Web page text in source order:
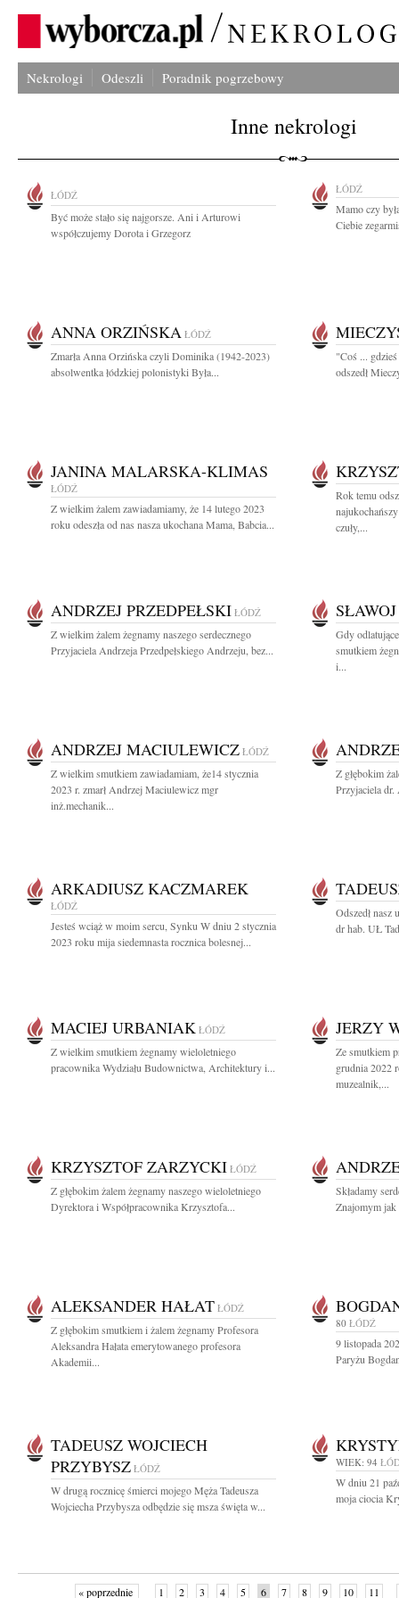
Nekrologi Odeszli Poradnik pogrzebowy
Inne nekrologi
ŁÓDŹ
Być może stało się najgorsze. Ani i Arturowi
współczujemy Dorota i Grzegorz
ŁÓDŹ
Mamo czy
Ciebie
ANNA ORZIŃSKA ŁÓDŹ
Zmarła Anna Orzińska czyli Dominika (1942-2023)
absolwentka łódzkiej polonistyki Była...
"Coś ...
odszedł
JANINA MALARSKA-KLIMAS
ŁÓDŹ
Z wielkim żalem zawiadamiamy, że 14 lutego 2023
roku odeszła od nas nasza ukochana Mama, Babcia...
Rok temu
czuły,...
ANDRZEJ PRZEDPEŁSKI ŁÓDŹ
Z wielkim żalem żegnamy naszego serdecznego
Przyjaciela Andrzeja Przedpełskiego Andrzeju, bez...
Gdy
smutkiem
i...
ANDRZEJ MACIULEWICZ ŁÓDŹ
Z wielkim smutkiem zawiadamiam, że14 stycznia
2023 r. zmarł Andrzej Maciulewicz mgr
inż.mechanik...
Z głębokim
Przyjaciela
ARKADIUSZ KACZMAREK
ŁÓDŹ
Jesteś wciąż w moim sercu, Synku W dniu 2 stycznia
2023 roku mija siedemnasta rocznica bolesnej...
Odszedł
dr hab. UŁ
MACIEJ URBANIAK ŁÓDŹ
Z wielkim smutkiem żegnamy wieloletniego
pracownika Wydziału Budownictwa, Architektury i...
JERZY
Ze smutkiem
grudnia 2022
muzealnik,...
KRZYSZTOF ZARZYCKI ŁÓDŹ
Z głębokim żalem żegnamy naszego wieloletniego
Dyrektora i Współpracownika Krzysztofa...
Składamy
Znajomym
ALEKSANDER HAŁAT ŁÓDŹ
Z głębokim smutkiem i żalem żegnamy Profesora
Aleksandra Hałata emerytowanego profesora
Akademii...
80 ŁÓDŹ
9 listopada
Paryżu
TADEUSZ WOJCIECH
PRZYBYSZ ŁÓDŹ
W drugą rocznicę śmierci mojego Męża Tadeusza
Wojciecha Przybysza odbędzie się msza święta w...
WIEK: 94
W dniu 21
moja ciocia
« poprzednie 1 2 3 4 5 6 7 8 9 10 11